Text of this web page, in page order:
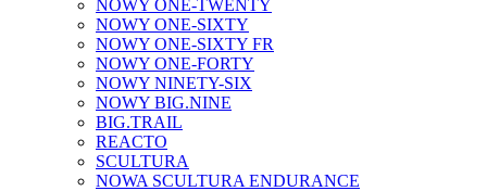
NOWY ONE-TWENTY
NOWY ONE-SIXTY
NOWY ONE-SIXTY FR
NOWY ONE-FORTY
NOWY NINETY-SIX
NOWY BIG.NINE
BIG.TRAIL
REACTO
SCULTURA
NOWA SCULTURA ENDURANCE